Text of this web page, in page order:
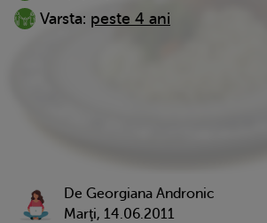
Varsta: peste 4 ani
De Georgiana Andronic
Marţi, 14.06.2011